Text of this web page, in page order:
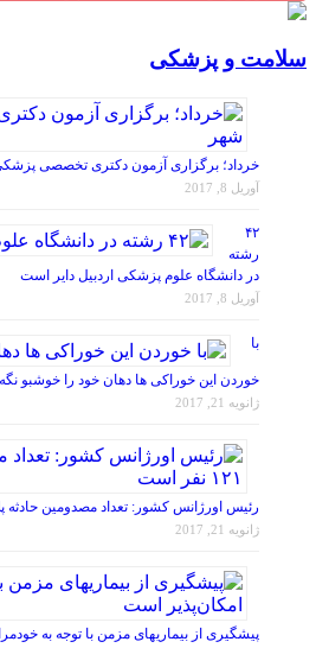
سلامت و پزشکی
خرداد؛ برگزاری آزمون دکتری تخصصی پزشکی در
آوریل 8, 2017
۴۲
رشته
در دانشگاه علوم پزشکی اردبیل دایر است
آوریل 8, 2017
با
خوردن این خوراکی ها دهان خود را خوشبو نگه
ژانویه 21, 2017
رئیس اورژانس کشور: تعداد مصدومین حادثه پلاسکو ۱۲۱
ژانویه 21, 2017
پیشگیری از بیماریهای مزمن با توجه به